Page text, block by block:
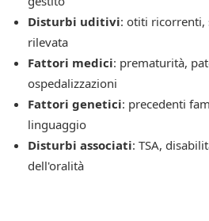
Disturbi uditivi: otiti ricorrenti,
rilevata
Fattori medici: prematurità,
ospedalizzazioni
Fattori genetici: precedenti
linguaggio
Disturbi associati: TSA,
dell'oralità